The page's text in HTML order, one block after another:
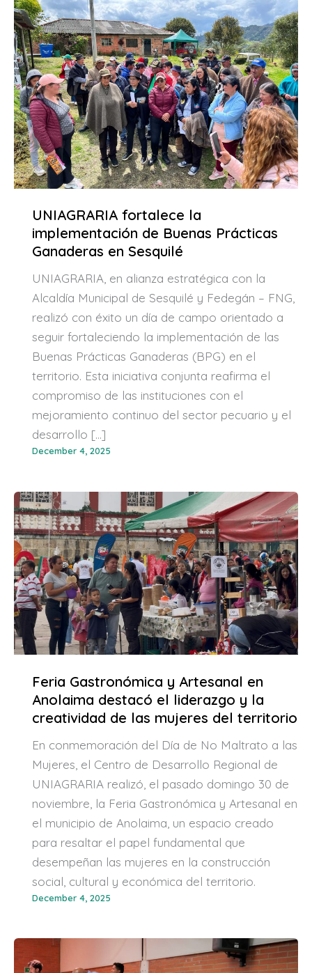
UNIAGRARIA fortalece la
implementación de Buenas Prácticas
Ganaderas en Sesquilé
UNIAGRARIA, en alianza estratégica con la
Alcaldía Municipal de Sesquilé y Fedegán – FNG,
realizó con éxito un día de campo orientado a
seguir fortaleciendo la implementación de las
Buenas Prácticas Ganaderas (BPG) en el
territorio. Esta iniciativa conjunta reafirma el
compromiso de las instituciones con el
mejoramiento continuo del sector pecuario y el
desarrollo […]
December 4, 2025
Feria Gastronómica y Artesanal en
Anolaima destacó el liderazgo y la
creatividad de las mujeres del territorio
En conmemoración del Día de No Maltrato a las
Mujeres, el Centro de Desarrollo Regional de
UNIAGRARIA realizó, el pasado domingo 30 de
noviembre, la Feria Gastronómica y Artesanal en
el municipio de Anolaima, un espacio creado
para resaltar el papel fundamental que
desempeñan las mujeres en la construcción
social, cultural y económica del territorio.
December 4, 2025